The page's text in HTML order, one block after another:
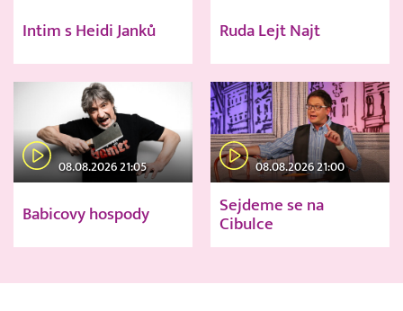
Intim s Heidi Janků Ruda Lejt Najt
08.08.2026 21:05
Babicovy hospody
08.08.2026 21:00
Sejdeme se na
Cibulce